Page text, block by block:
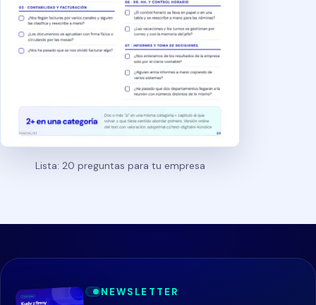
Lista: 20 preguntas para tu empresa
NEWSLETTER